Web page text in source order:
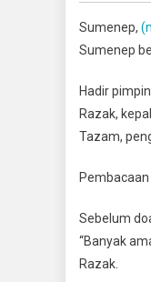
Sumenep,
Sumenep
Hadir
Razak,
Tazam,
Sebelum
“Banyak
Razak.